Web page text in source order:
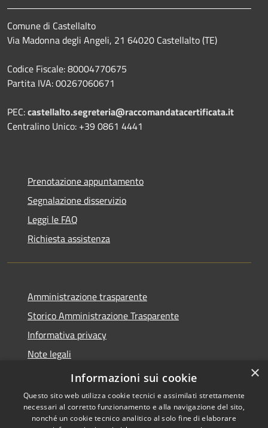
Comune di Castellalto
Via Madonna degli Angeli, 21 64020 Castellalto (TE)
Codice Fiscale: 80004770675
Partita IVA: 00267060671
PEC:castellalto.segreteria@raccomandatacertificata.it
Centralino Unico: +39 0861 4441
Prenotazione appuntamento
Segnalazione disservizio
Leggi le FAQ
Richiesta assistenza
Amministrazione trasparente
Storico Amministrazione Trasparente
Informativa privacy
Note legali
Dichiarazione di accessibilità
×
Informazioni sui cookie
Questo sito web utilizza cookie tecnici e assimilati strettamente
necessari al corretto funzionamento e alla navigazione del sito,
nonché un cookie tecnico analitico al solo fine di elaborare